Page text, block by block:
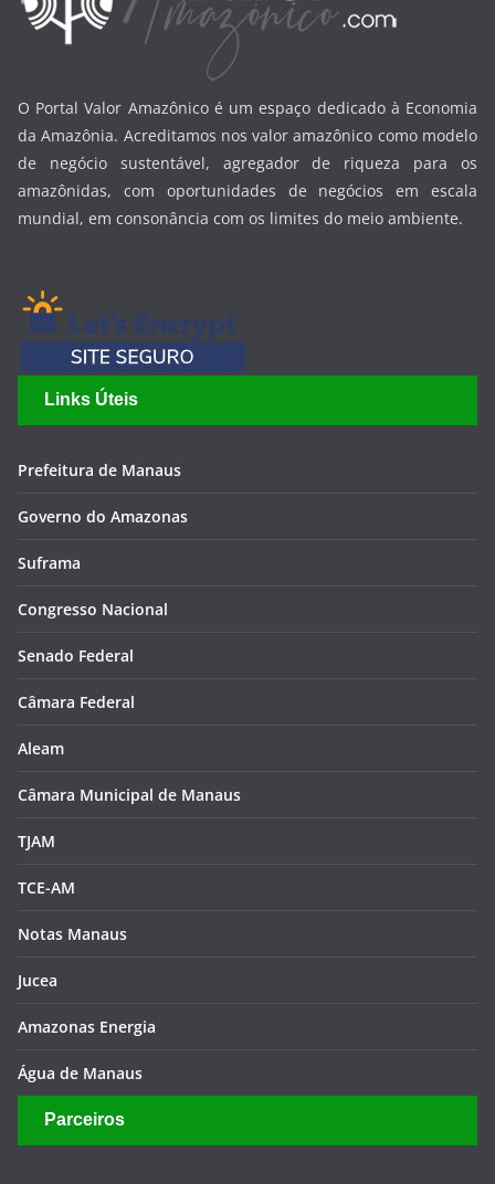
O Portal Valor Amazônico é um espaço dedicado à Economia
da Amazônia. Acreditamos nos valor amazônico como modelo
de negócio sustentável, agregador de riqueza para os
amazônidas, com oportunidades de negócios em escala
mundial, em consonância com os limites do meio ambiente.
Links Úteis
Prefeitura de Manaus
Governo do Amazonas
Suframa
Congresso Nacional
Senado Federal
Câmara Federal
Aleam
Câmara Municipal de Manaus
TJAM
TCE-AM
Notas Manaus
Jucea
Amazonas Energia
Água de Manaus
Parceiros